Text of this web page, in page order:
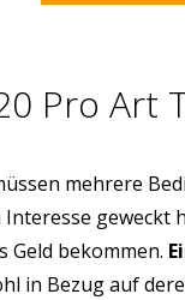
Pro Art
mehrere
Interesse geweckt
bekommen.
in Bezug auf